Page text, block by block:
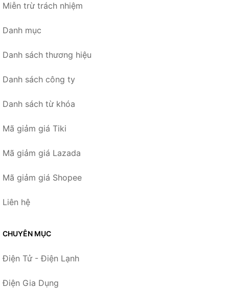
Miễn trừ trách nhiệm
Danh mục
Danh sách thương hiệu
Danh sách công ty
Danh sách từ khóa
Mã giảm giá Tiki
Mã giảm giá Lazada
Mã giảm giá Shopee
Liên hệ
CHUYÊN MỤC
Điện Tử - Điện Lạnh
Điện Gia Dụng